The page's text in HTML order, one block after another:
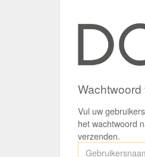
Vul uw
het wachtwoord
verzenden.